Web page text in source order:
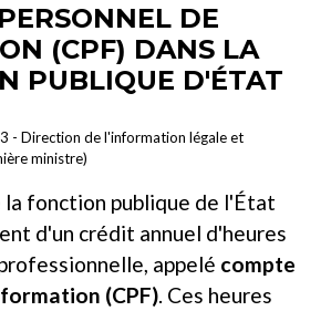
DE
(CPF) DANS LA
PUBLIQUE D'ÉTAT
- Direction de l'information légale et
ministre)
la fonction publique de l'État
d'un crédit annuel d'heures
appelé compte
(CPF). Ces heures